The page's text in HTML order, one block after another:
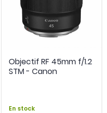
Objectif RF 45mm f/1.2
STM - Canon
En stock